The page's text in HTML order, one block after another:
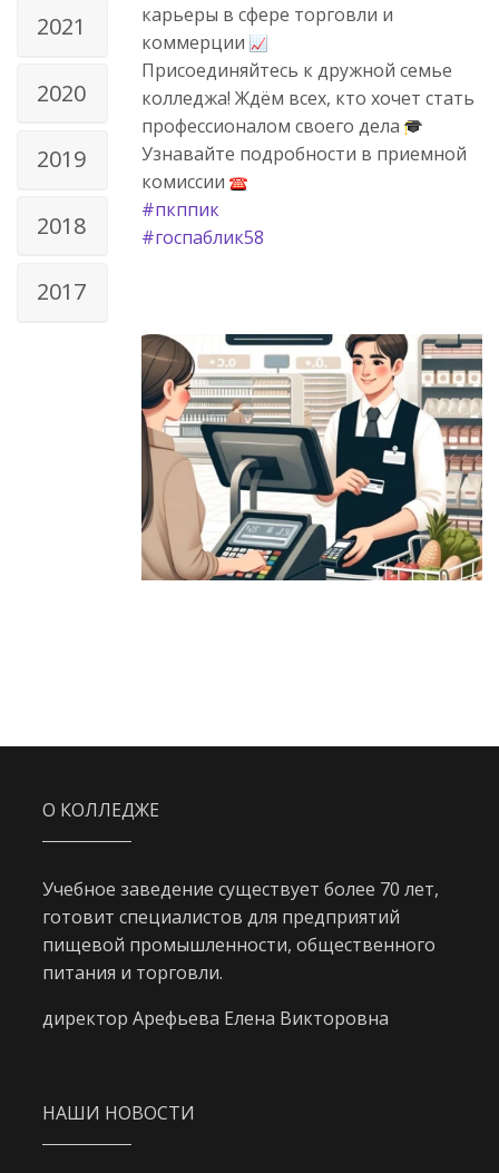
2021
2020
2019
2018
2017
карьеры в сфере торговли и
коммерции
Присоединяйтесь к дружной семье
колледжа! Ждём всех, кто хочет стать
профессионалом своего дела
Узнавайте подробности в приемной
комиссии
#пкппик
#госпаблик58
О КОЛЛЕДЖЕ
Учебное заведение существует более 70 лет,
готовит специалистов для предприятий
пищевой промышленности, общественного
питания и торговли.
директор Арефьева Елена Викторовна
НАШИ НОВОСТИ